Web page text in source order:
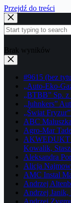
Przejdź do treści
Brak wyników
#9615 (bez
„Auto-Eko-
„BTBB” Sp.
„Juhnkers”
„Świat
ABC
Agro-Mar
AKWEDUKT
Kowalik,
Aleksandra
Alicja
AMC Instal
Andrzej
Andrzej Janik,
Andrzej